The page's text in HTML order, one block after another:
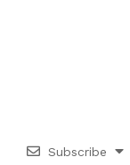
Subscribe